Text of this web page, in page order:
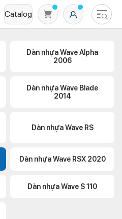
Catalog
Dàn nhựa Wave Alpha
2006
Dàn nhựa Wave Blade
2014
Dàn nhựa Wave RS
Dàn nhựa Wave RSX 2020
Dàn nhựa Wave S 110